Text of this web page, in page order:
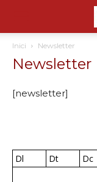
Inici Newsletter
Newsletter
[newsletter]
Dl
Dt Dc